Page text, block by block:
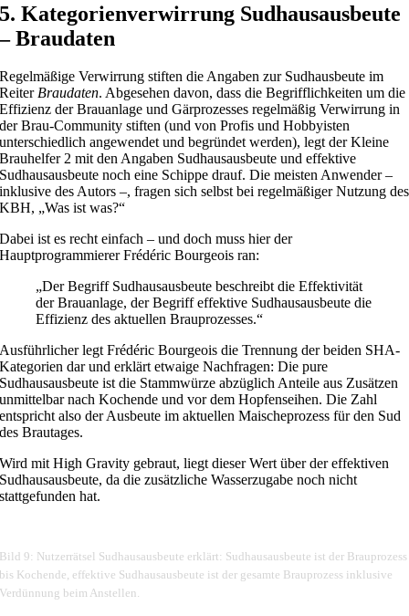
5. Kategorienverwirrung Sudhausausbeute
– Braudaten
Regelmäßige Verwirrung stiften die Angaben zur Sudhausbeute im
ReiterBraudaten. Abgesehen davon, dass die Begrifflichkeiten um die
Effizienz der Brauanlage und Gärprozesses regelmäßig Verwirrung in
der Brau-Community stiften (und von Profis und Hobbyisten
unterschiedlich angewendet und begründet werden), legt der Kleine
Brauhelfer 2 mit den Angaben Sudhausausbeute und effektive
Sudhausausbeute noch eine Schippe drauf. Die meisten Anwender –
inklusive des Autors –, fragen sich selbst bei regelmäßiger Nutzung des
KBH, „Was ist was?“
Dabei ist es recht einfach – und doch muss hier der
Hauptprogrammierer Frédéric Bourgeois ran:
„Der Begriff Sudhausausbeute beschreibt die Effektivität
der Brauanlage, der Begriff effektive Sudhausausbeute die
Effizienz des aktuellen Brauprozesses.“
Ausführlicher legt Frédéric Bourgeois die Trennung der beiden SHA-
Kategorien dar und erklärt etwaige Nachfragen: Die pure
Sudhausausbeute ist die Stammwürze abzüglich Anteile aus Zusätzen
unmittelbar nach Kochende und vor dem Hopfenseihen. Die Zahl
entspricht also der Ausbeute im aktuellen Maischeprozess für den Sud
des Brautages.
Wird mit High Gravity gebraut, liegt dieser Wert über der effektiven
Sudhausausbeute, da die zusätzliche Wasserzugabe noch nicht
stattgefunden hat.
Bild 9: Nutzerrätsel Sudhausausbeute erklärt: Sudhausausbeute ist der Brauprozess
bis Kochende, effektive Sudhausausbeute ist der gesamte Brauprozess inklusive
Verdünnung beim Anstellen.